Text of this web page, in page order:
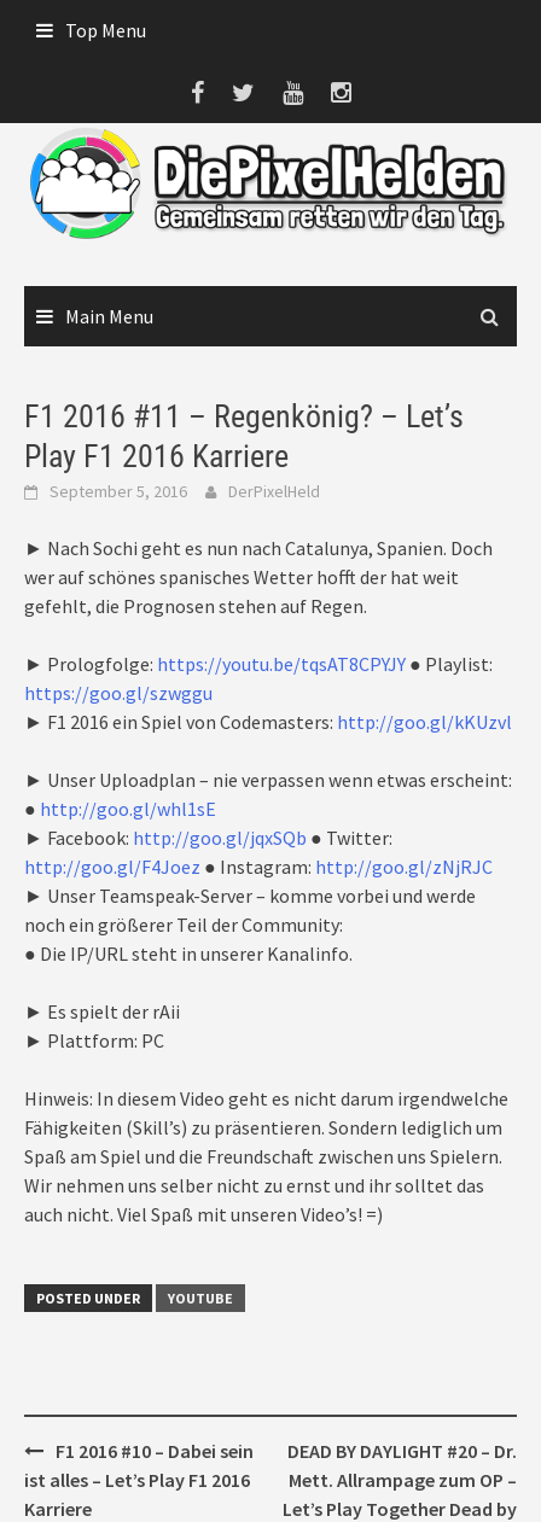
Top Menu
Main Menu
F1 2016 #11 – Regenkönig? – Let’s
Play F1 2016 Karriere
September 5, 2016 DerPixelHeld
► Nach Sochi geht es nun nach Catalunya, Spanien. Doch
wer auf schönes spanisches Wetter hofft der hat weit
gefehlt, die Prognosen stehen auf Regen.
► Prologfolge: https://youtu.be/tqsAT8CPYJY ● Playlist:
https://goo.gl/szwggu
► F1 2016 ein Spiel von Codemasters: http://goo.gl/kKUzvl
► Unser Uploadplan – nie verpassen wenn etwas erscheint:
● http://goo.gl/whl1sE
► Facebook: http://goo.gl/jqxSQb ● Twitter:
http://goo.gl/F4Joez ● Instagram: http://goo.gl/zNjRJC
► Unser Teamspeak-Server – komme vorbei und werde
noch ein größerer Teil der Community:
● Die IP/URL steht in unserer Kanalinfo.
► Es spielt der rAii
► Plattform: PC
Hinweis: In diesem Video geht es nicht darum irgendwelche
Fähigkeiten (Skill’s) zu präsentieren. Sondern lediglich um
Spaß am Spiel und die Freundschaft zwischen uns Spielern.
Wir nehmen uns selber nicht zu ernst und ihr solltet das
auch nicht. Viel Spaß mit unseren Video’s! =)
POSTED UNDER YOUTUBE
Post
navigation
F1 2016 #10 – Dabei sein
ist alles – Let’s Play F1 2016
Karriere
DEAD BY DAYLIGHT #20 – Dr.
Mett. Allrampage zum OP –
Let’s Play Together Dead by